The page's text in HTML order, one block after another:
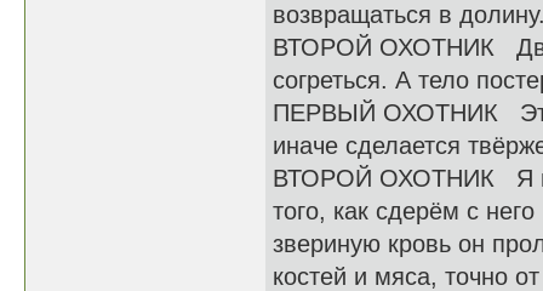
возвращаться в
ВТОРОЙ ОХОТНИК
согреться. А тело
ПЕРВЫЙ ОХОТНИК Это
иначе сделается
ВТОРОЙ ОХОТНИК Я
того, как сдерём с
звериную кровь он
костей и мяса, точно